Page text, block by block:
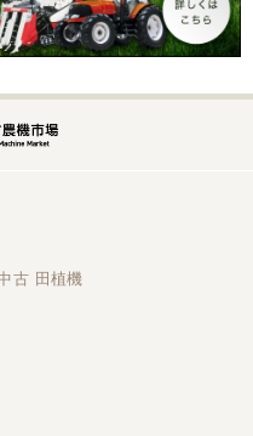
し【P11475389】
古 田植機